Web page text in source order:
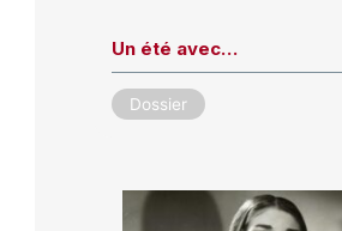
Un été avec…
Dossier